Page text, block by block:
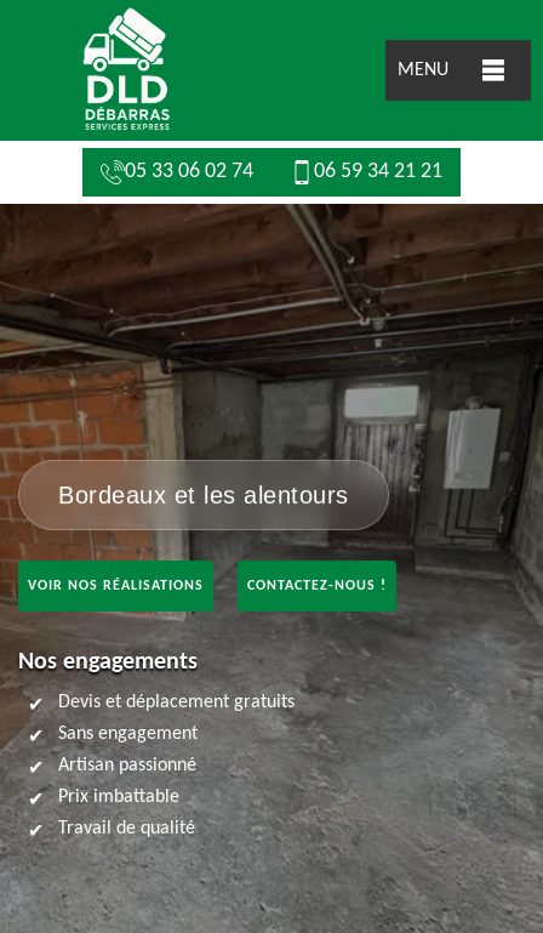
MENU
05 33 06 02 74 06 59 34 21 21
Bordeaux et les alentours
VOIR NOS RÉALISATIONS CONTACTEZ-NOUS !
Nos engagements
Devis et déplacement gratuits
Sans engagement
Artisan passionné
Prix imbattable
Travail de qualité